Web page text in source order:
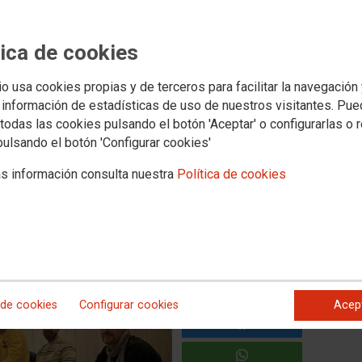
de cookies
usa cookies propias y de terceros para facilitar la navegación
de estadísticas de uso de nuestros visitantes.
las cookies pulsando el botón 'Aceptar' o configurarlas o
el botón 'Configurar cookies'
información consulta nuestra Política de cookies
cookies Configurar cookies
de Adler Pelzer Group
reforzar la acción
retos del auto
Group ha celebrado hoy una nueva reunión de trabajo
En el encuentro han participado responsables de las
los centros de trabajo de Olmedo, Tafalla y Zaragoza,
en CCOO de Industria.